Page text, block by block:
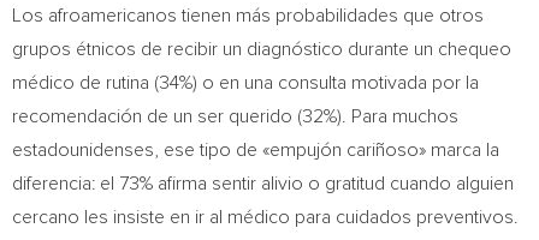
Los afroamericanos tienen más probabilidades que otros
grupos étnicos de recibir un diagnóstico durante un chequeo
médico de rutina (34%) o en una consulta motivada por la
recomendación de un ser querido (32%). Para muchos
estadounidenses, ese tipo de «empujón cariñoso» marca la
diferencia: el 73% afirma sentir alivio o gratitud cuando alguien
cercano les insiste en ir al médico para cuidados preventivos.